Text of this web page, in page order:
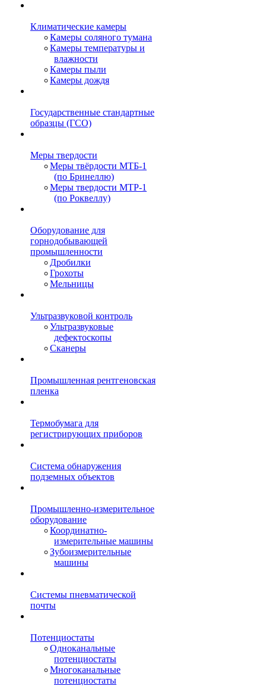
Климатические камеры
Камеры соляного тумана
Камеры температуры и
влажности
Камеры пыли
Камеры дождя
Государственные стандартные
образцы (ГСО)
Меры твердости
Меры твёрдости МТБ-1
(по Бринеллю)
Меры твердости МТР-1
(по Роквеллу)
Оборудование для
горнодобывающей
промышленности
Дробилки
Грохоты
Мельницы
Ультразвуковой контроль
Ультразвуковые
дефектоскопы
Сканеры
Промышленная рентгеновская
пленка
Термобумага для
регистрирующих приборов
Система обнаружения
подземных объектов
Промышленно-измерительное
оборудование
Координатно-
измерительные машины
Зубоизмерительные
машины
Системы пневматической
почты
Потенциостаты
Одноканальные
потенциостаты
Многоканальные
потенциостаты